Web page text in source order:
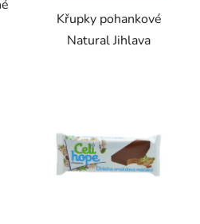
Křupky pohankové
Natural Jihlava